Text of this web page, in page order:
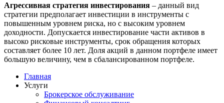
Агрессивная стратегия инвестирования – данный вид
стратегии предполагает инвестиции в инструменты с
повышенным уровнем риска, но с высоким уровнем
доходности. Допускается инвестирование части активов в
высоко рисковые инструменты, срок обращения которых
составляет более 10 лет. Доля акций в данном портфеле имеет
большую величину, чем в сбалансированном портфеле.
Главная
Услуги
Брокерское обслуживание